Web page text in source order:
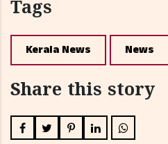
Tags
Kerala News News
Share this story